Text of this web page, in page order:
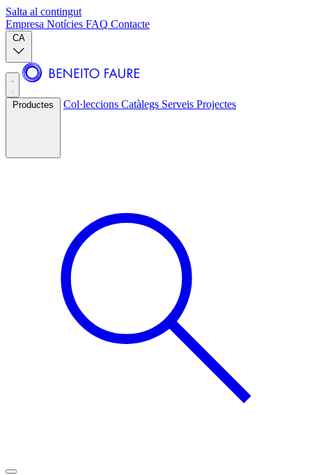
Salta al contingut
Empresa Notícies FAQ Contacte
CA
Productes Col·leccions Catàlegs Serveis Projectes